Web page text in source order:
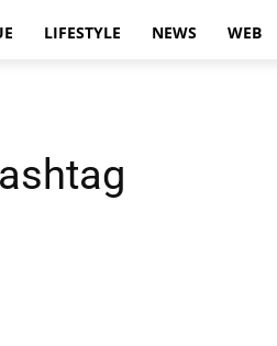
LIFESTYLE NEWS WEB